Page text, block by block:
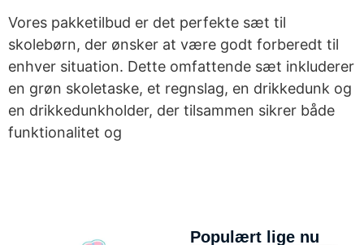
Vores pakketilbud er det perfekte sæt til
skolebørn, der ønsker at være godt forberedt til
enhver situation. Dette omfattende sæt inkluderer
en grøn skoletaske, et regnslag, en drikkedunk og
en drikkedunkholder, der tilsammen sikrer både
funktionalitet og
Populært lige nu